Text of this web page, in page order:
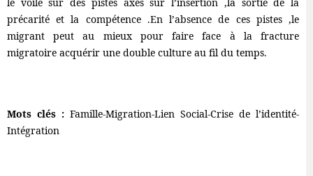
précarité et la compétence .En l’absence de ces pistes ,le
migrant peut au mieux pour faire face à la fracture
migratoire acquérir une double culture au fil du temps.
Mots clés : Famille-Migration-Lien Social-Crise de l’identité-
Intégration